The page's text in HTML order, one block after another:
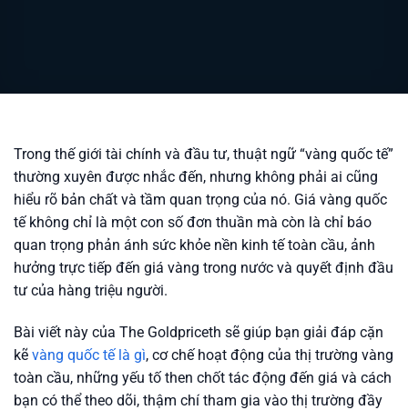
Trong thế giới tài chính và đầu tư, thuật ngữ “vàng quốc tế”
thường xuyên được nhắc đến, nhưng không phải ai cũng
hiểu rõ bản chất và tầm quan trọng của nó. Giá vàng quốc
tế không chỉ là một con số đơn thuần mà còn là chỉ báo
quan trọng phản ánh sức khỏe nền kinh tế toàn cầu, ảnh
hưởng trực tiếp đến giá vàng trong nước và quyết định đầu
tư của hàng triệu người.
Bài viết này của The Goldpriceth sẽ giúp bạn giải đáp cặn
kẽ vàng quốc tế là gì, cơ chế hoạt động của thị trường vàng
toàn cầu, những yếu tố then chốt tác động đến giá và cách
bạn có thể theo dõi, thậm chí tham gia vào thị trường đầy